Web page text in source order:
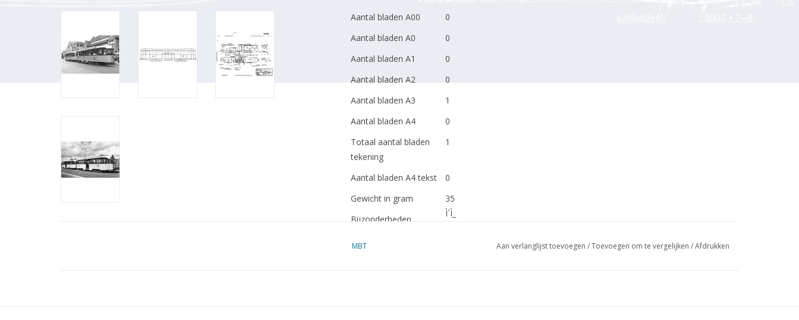
Aantal bladen A00
0
Aantal bladen A0
0
Aantal bladen A1
0
Aantal bladen A2
0
Aantal bladen A3
1
Aantal bladen A4
0
Totaal aantal bladen
tekening
1
Aantal bladen A4 tekst
0
Gewicht in gram
35
Bijzonderheden
Ì´Ì_
MBT Aan verlanglijst toevoegen /Toevoegen om te vergelijken /Afdrukken